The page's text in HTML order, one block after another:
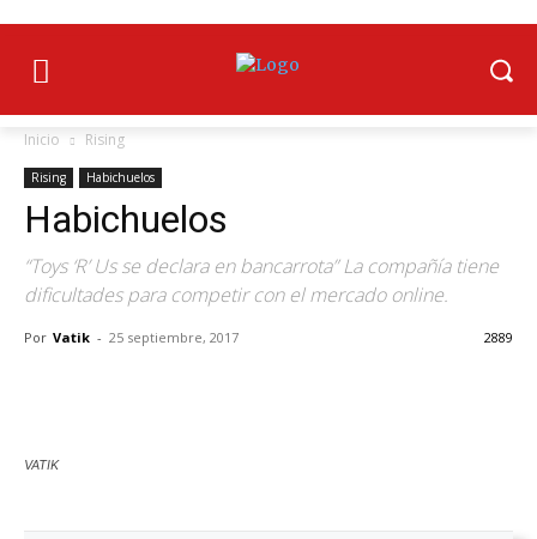
Inicio Rising
Rising Habichuelos
Habichuelos
“Toys ‘R’ Us se declara en bancarrota” La compañía tiene
dificultades para competir con el mercado online.
Por Vatik - 25 septiembre, 2017 2889
VATIK